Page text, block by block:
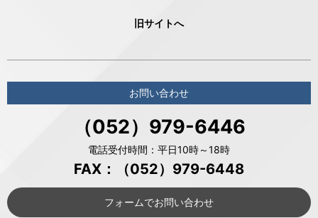
旧サイトへ
お問い合わせ
（052）979-6446
電話受付時間：平日10時～18時
FAX：（052）979-6448
フォームでお問い合わせ